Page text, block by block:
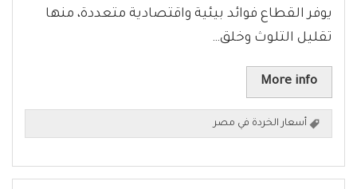
يوفر القطاع فوائد بيئية واقتصادية متعددة، منها
تقليل التلوث وخلق…
More info
أسعار الخردة في مصر